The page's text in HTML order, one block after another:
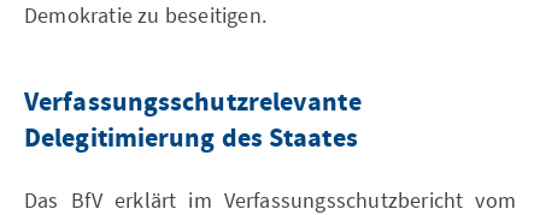
Demokratie zu beseitigen.
Verfassungsschutzrelevante
Delegitimierung des Staates
Das BfV erklärt im Verfassungsschutzbericht vom